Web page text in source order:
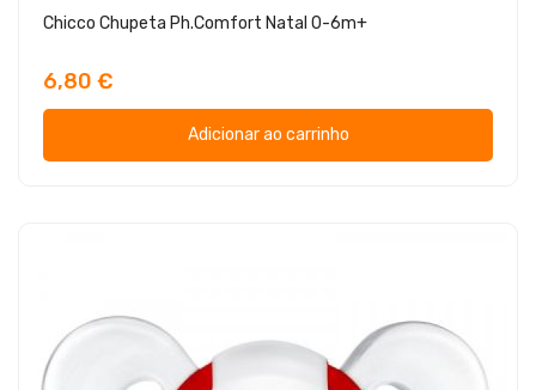
Chicco Chupeta Ph.Comfort Natal 0-6m+
6,80 €
Adicionar ao carrinho